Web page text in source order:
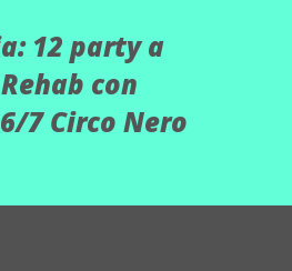
12 party a
con
7 Circo Nero